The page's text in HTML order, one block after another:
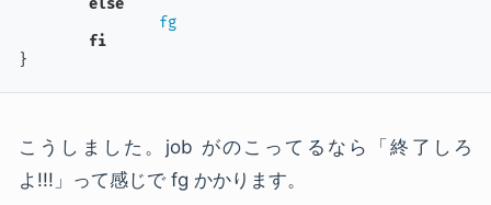
else
fg
fi
}
こうしました。job がのこってるなら「終了しろ
よ!!!」って感じで fg かかります。